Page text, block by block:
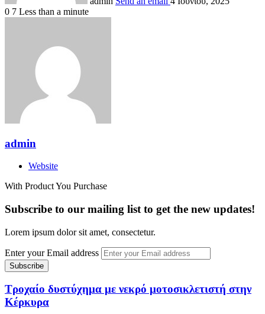
0 7 Less than a minute
admin
Website
With Product You Purchase
Subscribe to our mailing list to get the new updates!
Lorem ipsum dolor sit amet, consectetur.
Enter your Email address
Τροχαίο δυστύχημα με νεκρό μοτοσικλετιστή στην
Κέρκυρα